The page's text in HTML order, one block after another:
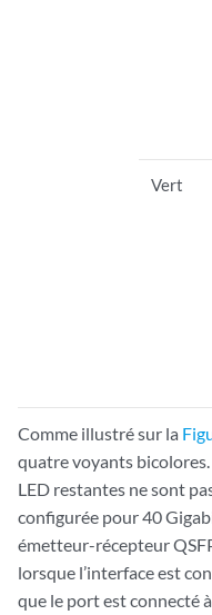
Vert
Comme illustré sur la
quatre voyants
LED restantes ne sont
configurée pour 40
émetteur-récepteur
lorsque l’interface est
que le port est connecté